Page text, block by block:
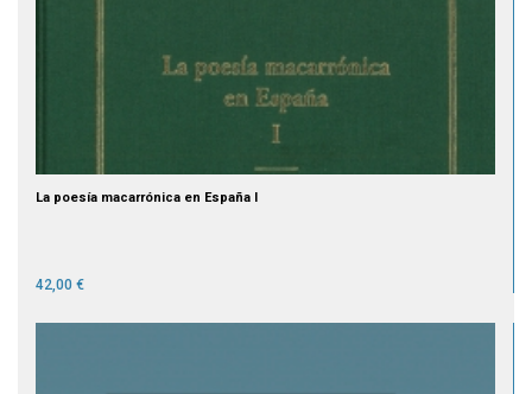
La poesía macarrónica en España I
42,00 €